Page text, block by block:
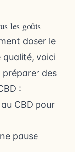
les goûts
doser le
qualité, voici
préparer des
:
CBD pour
pause